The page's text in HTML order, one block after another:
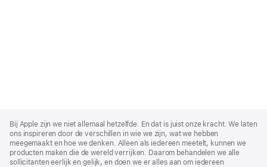
Footer
Bij Apple zijn we niet allemaal hetzelfde. En dat is juist onze kracht. We laten
ons inspireren door de verschillen in wie we zijn, wat we hebben
meegemaakt en hoe we denken. Alleen als iedereen meetelt, kunnen we
producten maken die de wereld verrijken. Daarom behandelen we alle
sollicitanten eerlijk en gelijk, en doen we er alles aan om iedereen